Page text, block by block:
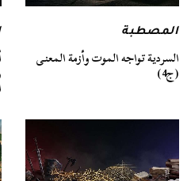
المصطبة
السردية تواجه الموت وأزمة المعنى
(ج4)